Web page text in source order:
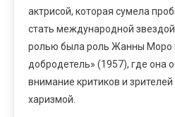
актрисой, которая сумела
стать международной
ролью была роль Жанны Моро
добродетель» (1957), где она
внимание критиков и зрителей
харизмой.